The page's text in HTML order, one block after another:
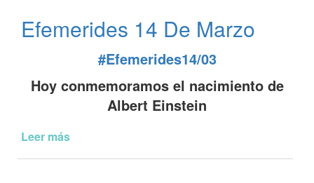
Efemerides 14 De Marzo
#Efemerides14/03
Hoy conmemoramos el nacimiento de
Albert Einstein
Leer más